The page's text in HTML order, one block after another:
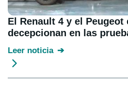
El Renault 4 y el Peugeot
decepcionan en las
Leer noticia